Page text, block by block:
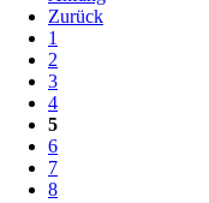
Zurück
1
2
3
4
5
6
7
8